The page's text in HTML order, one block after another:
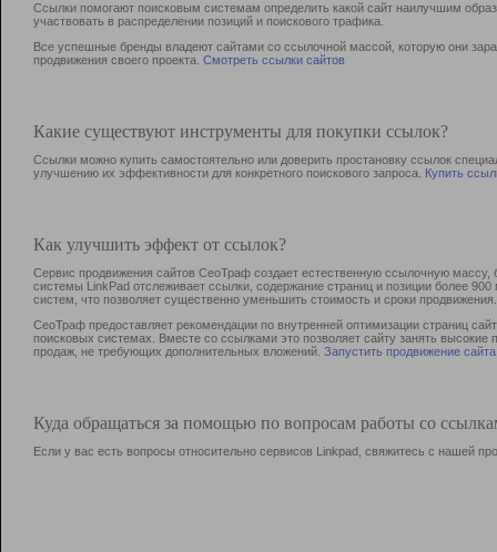
Ссылки помогают поисковым системам определить какой сайт наилучшим
участвовать в раcпределении позиций и поискового трафика.
Все успешные бренды владеют сайтами со ссылочной массой, которую они
продвижения своего проекта. Смотреть ссылки сайтов
Какие существуют инструменты для покупки ссылок?
Ссылки можно купить самостоятельно или доверить простановку ссылок
улучшению их эффективности для конкретного поискового запроса. Купить
Как улучшить эффект от ссылок?
Сервис продвижения сайтов СеоТраф создает естественную ссылочную
системы LinkPad отслеживает ссылки, содержание страниц и позиции более
систем, что позволяет существенно уменьшить стоимость и сроки продвижения.
СеоТраф предоставляет рекомендации по внутренней оптимизации страниц
поисковых системах. Вместе со ссылками это позволяет сайту занять
продаж, не требующих дополнительных вложений. Запустить продвижение сайта
Куда обращаться за помощью по вопросам работы со
Если у вас есть вопросы относительно сервисов Linkpad, свяжитесь с нашей